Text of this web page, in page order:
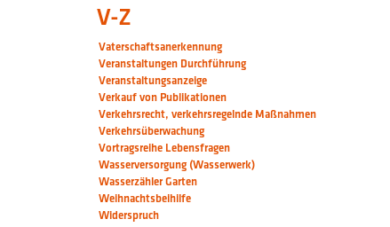
V-Z
Vaterschaftsanerkennung
Veranstaltungen Durchführung
Veranstaltungsanzeige
Verkauf von Publikationen
Verkehrsrecht, verkehrsregelnde Maßnahmen
Verkehrsüberwachung
Vortragsreihe Lebensfragen
Wasserversorgung (Wasserwerk)
Wasserzähler Garten
Weihnachtsbeihilfe
Widerspruch